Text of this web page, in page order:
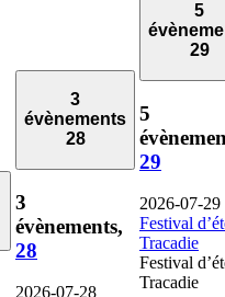
3
évènements
28
3
évènements,
28
2026-07-28
5
29
5
29
2026-07-29
Festival
Tracadie
Festival
Tracadie